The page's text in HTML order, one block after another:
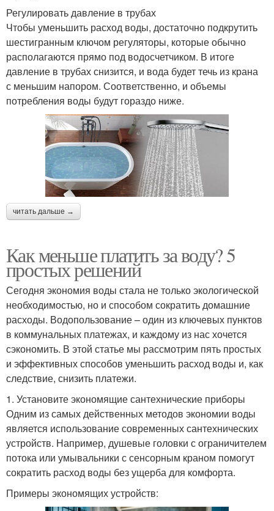
Регулировать давление в трубах
Чтобы уменьшить расход воды, достаточно подкрутить
шестигранным ключом регуляторы, которые обычно
располагаются прямо под водосчетчиком. В итоге
давление в трубах снизится, и вода будет течь из крана
с меньшим напором. Соответственно, и объемы
потребления воды будут гораздо ниже.
читать дальше →
Как меньше платить за воду? 5
простых решений
Сегодня экономия воды стала не только экологической
необходимостью, но и способом сократить домашние
расходы. Водопользование – один из ключевых пунктов
в коммунальных платежах, и каждому из нас хочется
сэкономить. В этой статье мы рассмотрим пять простых
и эффективных способов уменьшить расход воды и, как
следствие, снизить платежи.
1. Установите экономящие сантехнические приборы
Одним из самых действенных методов экономии воды
является использование современных сантехнических
устройств. Например, душевые головки с ограничителем
потока или умывальники с сенсорным краном помогут
сократить расход воды без ущерба для комфорта.
Примеры экономящих устройств: